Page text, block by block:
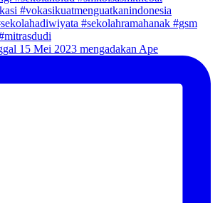
15 Mei 2023 mengadakan Ape